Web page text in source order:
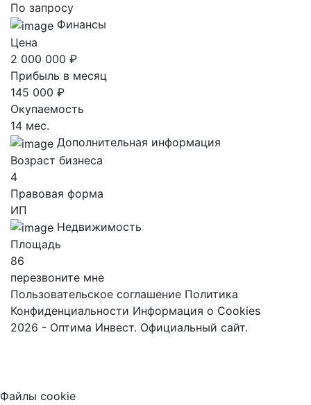
По запросу
Финансы
Цена
2 000 000 ₽
Прибыль в месяц
145 000 ₽
Окупаемость
14 мес.
Дополнительная информация
Возраст бизнеса
4
Правовая форма
ИП
Недвижимость
Площадь
86
перезвоните мне
Пользовательское соглашение Политика
Конфиденциальности Информация о Cookies
2026 - Оптима Инвест. Официальный сайт.
Файлы cookie